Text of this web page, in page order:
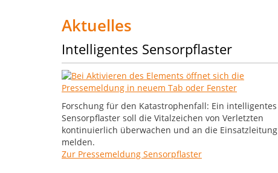
Technische
Hochschule
Würzburg-
Schweinfurt
-
Startseite
Aktuelles
Intelligentes Sensorpflaster
Forschung für den Katastrophenfall: Ein intelligentes
Sensorpflaster soll die Vitalzeichen von Verletzten
kontinuierlich überwachen und an die Einsatzleitung
melden.
Zur Pressemeldung Sensorpflaster